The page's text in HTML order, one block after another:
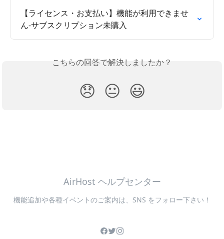
【ライセンス・お支払い】機能が利用できませ
ん-サブスクリプション未購入
こちらの回答で解決しましたか？
😞 😐 😃
AirHost ヘルプセンター
機能追加や各種イベントのご案内は、SNS をフォロー下さい！